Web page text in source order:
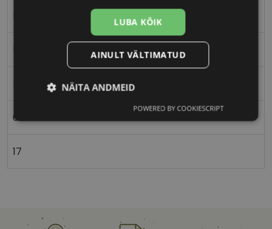
Naistele
61
17
LUBA KÕIK
AINULT VÄLTIMATUD
NÄITA ANDMEID
Statistika Turustamine
POWERED BY COOKIESCRIPT